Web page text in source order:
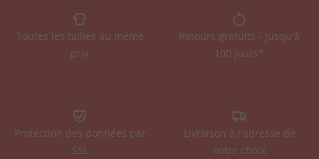
Toutes les tailles au même
prix
Retours gratuits - jusqu'à
100 jours*
Protection des données par
SSL
Livraison à l'adresse de
votre choix